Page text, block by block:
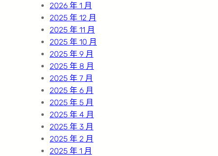
2026 年 1 月
2025 年 12 月
2025 年 11 月
2025 年 10 月
2025 年 9 月
2025 年 8 月
2025 年 7 月
2025 年 6 月
2025 年 5 月
2025 年 4 月
2025 年 3 月
2025 年 2 月
2025 年 1 月